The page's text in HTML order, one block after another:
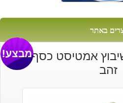
באתר
אמטיסט כסף וציפוי
זהב
מבצע!